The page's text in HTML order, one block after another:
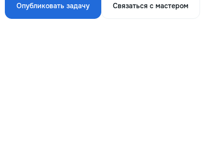
Опубликовать задачу Связаться с мастером